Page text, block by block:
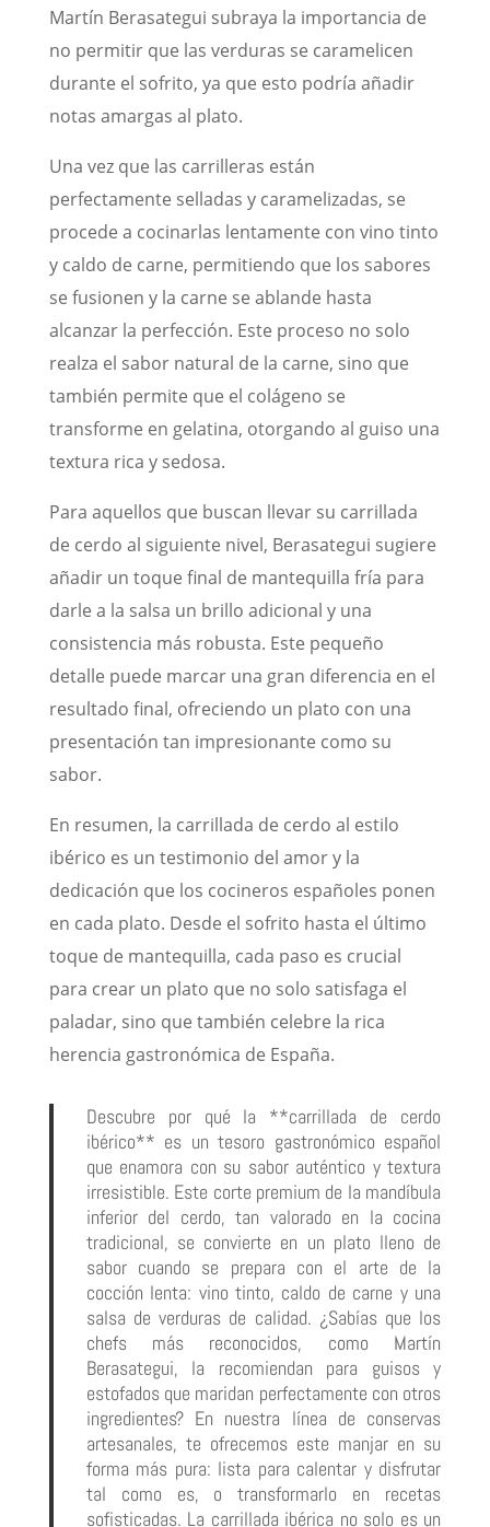
Martín Berasategui subraya la importancia de
no permitir que las verduras se caramelicen
durante el sofrito, ya que esto podría añadir
notas amargas al plato.
Una vez que las carrilleras están
perfectamente selladas y caramelizadas, se
procede a cocinarlas lentamente con vino tinto
y caldo de carne, permitiendo que los sabores
se fusionen y la carne se ablande hasta
alcanzar la perfección. Este proceso no solo
realza el sabor natural de la carne, sino que
también permite que el colágeno se
transforme en gelatina, otorgando al guiso una
textura rica y sedosa.
Para aquellos que buscan llevar su carrillada
de cerdo al siguiente nivel, Berasategui sugiere
añadir un toque final de mantequilla fría para
darle a la salsa un brillo adicional y una
consistencia más robusta. Este pequeño
detalle puede marcar una gran diferencia en el
resultado final, ofreciendo un plato con una
presentación tan impresionante como su
sabor.
En resumen, la carrillada de cerdo al estilo
ibérico es un testimonio del amor y la
dedicación que los cocineros españoles ponen
en cada plato. Desde el sofrito hasta el último
toque de mantequilla, cada paso es crucial
para crear un plato que no solo satisfaga el
paladar, sino que también celebre la rica
herencia gastronómica de España.
Descubre por qué la **carrillada de cerdo
ibérico** es un tesoro gastronómico español
que enamora con su sabor auténtico y textura
irresistible. Este corte premium de la mandíbula
inferior del cerdo, tan valorado en la cocina
tradicional, se convierte en un plato lleno de
sabor cuando se prepara con el arte de la
cocción lenta: vino tinto, caldo de carne y una
salsa de verduras de calidad. ¿Sabías que los
chefs más reconocidos, como Martín
Berasategui, la recomiendan para guisos y
estofados que maridan perfectamente con otros
ingredientes? En nuestra línea de conservas
artesanales, te ofrecemos este manjar en su
forma más pura: lista para calentar y disfrutar
tal como es, o transformarlo en recetas
sofisticadas. La carrillada ibérica no solo es un